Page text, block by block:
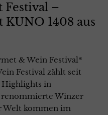
Festival –
1408 aus
& Wein Festival*
Festival zählt seit
Highlights in
renommierte Winzer
Welt kommen im